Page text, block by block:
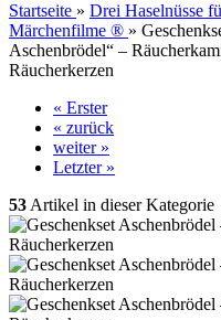
Startseite » Drei Haselnüsse
Märchenfilme ® »
Aschenbrödel“ –
Räucherkerzen
« Erster
« zurück
weiter »
Letzter »
53 Artikel in dieser Kategorie